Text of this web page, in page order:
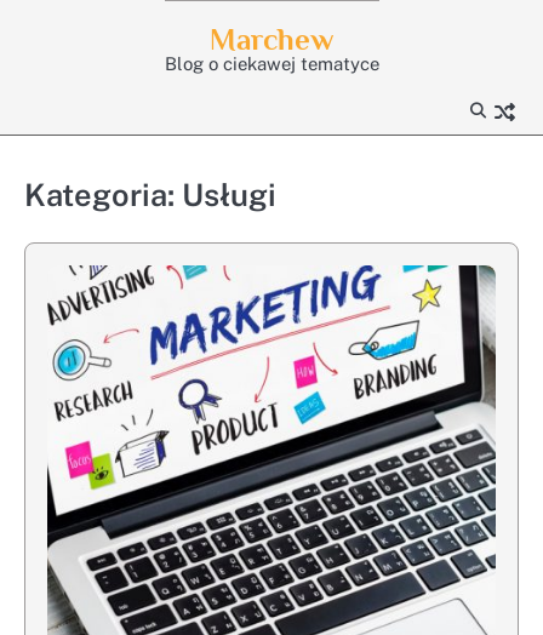
Marchew
Blog o ciekawej tematyce
Kategoria: Usługi